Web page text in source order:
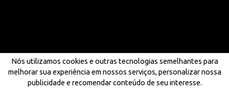
Nós utilizamos cookies e outras tecnologias semelhantes para
melhorar sua experiência em nossos serviços, personalizar nossa
publicidade e recomendar conteúdo de seu interesse.